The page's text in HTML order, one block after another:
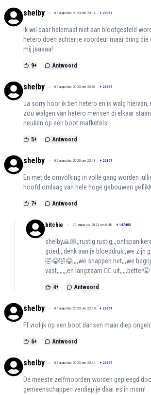
shelby 05 augustus 2023 om 23:04 + 20357
Ik wil daar helemaal niet aan blootgesteld
hetero doen achter je voordeur maar dring
mij jaaaaa!
9+ Antwoord
shelby 05 augustus 2023 om 22:54 + 20357
Ja sorry hoor ik ben hetero en ik walg
zou walgen van hetero mensen di elkaar
neuken op een boot mafketels!
5+ Antwoord
shelby 05 augustus 2023 om 22:48 + 20357
En met de omvolking in volle gang worden
hoofd omlaag van hele hoge gebouwen
7+ Antwoord
bitchie 06 augustus 2023 om 8:48 + 147483
shelby🙏🏼,,rustig rustig,,,ontspan
goed,,,denk aan je bloeddruk,,we zijn
🤣😂🤣😂,,,,we snappen het,,,we
vast,,,,,,,en langzaam 😮‍💨 uit,,,,,better🤫
4+ Antwoord
shelby 05 augustus 2023 om 22:45 + 20357
Ff vrolijk op een boot dansen maar diep
6+ Antwoord
shelby 05 augustus 2023 om 22:44 + 20357
De meeste zelfmoorden worden gepleegd
gemeenschappen verdiep je daar es in msm!